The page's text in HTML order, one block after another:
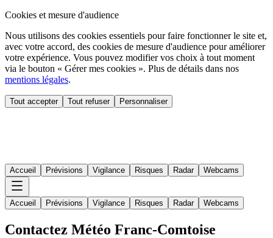
Cookies et mesure d'audience
Nous utilisons des cookies essentiels pour faire fonctionner le site et,
avec votre accord, des cookies de mesure d'audience pour améliorer
votre expérience. Vous pouvez modifier vos choix à tout moment
via le bouton « Gérer mes cookies ». Plus de détails dans nos
mentions légales.
Tout accepter Tout refuser Personnaliser
Accueil Prévisions Vigilance Risques Radar Webcams
Accueil Prévisions Vigilance Risques Radar Webcams
Contactez Météo Franc-Comtoise